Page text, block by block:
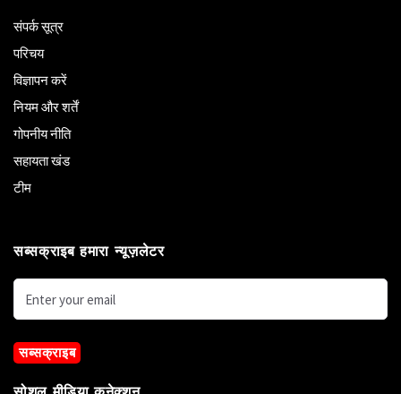
संपर्क सूत्र
परिचय
विज्ञापन करें
नियम और शर्तें
गोपनीय नीति
सहायता खंड
टीम
सब्सक्राइब हमारा न्यूज़लेटर
सब्सक्राइब